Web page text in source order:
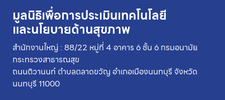
มูลนิธิเพื่อการประเมินเทคโนโลยี
และนโยบายด้านสุขภาพ
สำนักงานใหญ่ : 88/22 หมู่ที่ 4 อาคาร 6 ชั้น 6 กรมอนามัย
กระทรวงสาธารณสุข
ถนนติวานนท์ ตำบลตลาดขวัญ อำเภอเมืองนนทบุรี จังหวัด
นนทบุรี 11000